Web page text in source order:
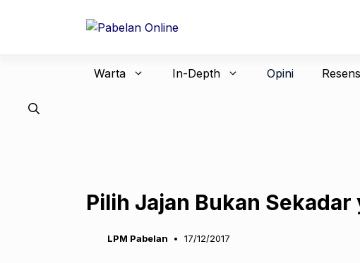
Warta In-Depth Opini
Pilih Jajan Bukan
LPM Pabelan 17/12/2017